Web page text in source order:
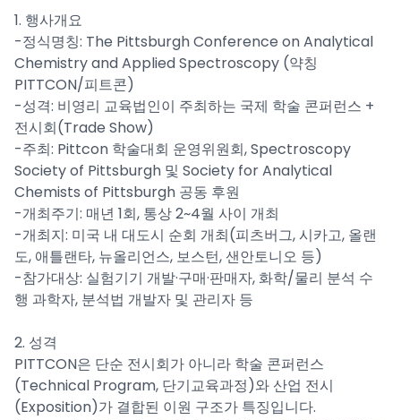
1. 행사개요
-정식명칭: The Pittsburgh Conference on Analytical
Chemistry and Applied Spectroscopy (약칭
PITTCON/피트콘)
-성격: 비영리 교육법인이 주최하는 국제 학술 콘퍼런스 +
전시회(Trade Show)
-주최: Pittcon 학술대회 운영위원회, Spectroscopy
Society of Pittsburgh 및 Society for Analytical
Chemists of Pittsburgh 공동 후원
-개최주기: 매년 1회, 통상 2~4월 사이 개최
-개최지: 미국 내 대도시 순회 개최(피츠버그, 시카고, 올랜
도, 애틀랜타, 뉴올리언스, 보스턴, 샌안토니오 등)
-참가대상: 실험기기 개발·구매·판매자, 화학/물리 분석 수
행 과학자, 분석법 개발자 및 관리자 등
2. 성격
PITTCON은 단순 전시회가 아니라 학술 콘퍼런스
(Technical Program, 단기교육과정)와 산업 전시
(Exposition)가 결합된 이원 구조가 특징입니다.